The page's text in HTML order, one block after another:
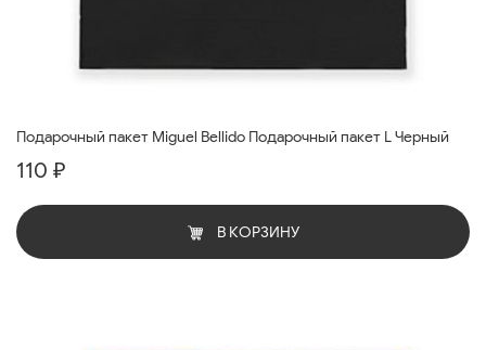
Подарочный пакет Miguel Bellido Подарочный пакет L Черный
110 ₽
В КОРЗИНУ